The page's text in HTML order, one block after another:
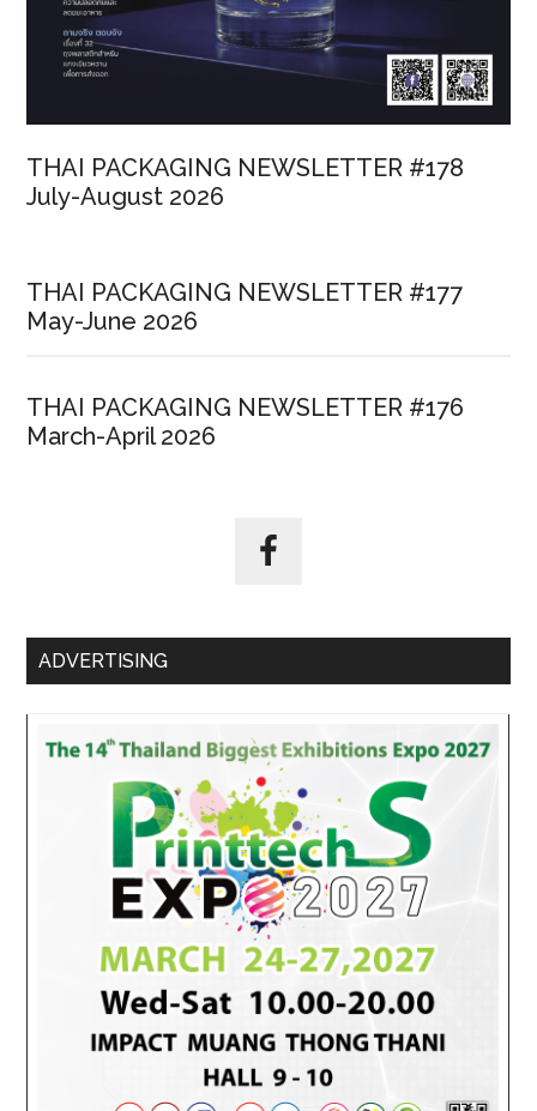
THAI PACKAGING NEWSLETTER #178
July-August 2026
THAI PACKAGING NEWSLETTER #177
May-June 2026
THAI PACKAGING NEWSLETTER #176
March-April 2026
ADVERTISING